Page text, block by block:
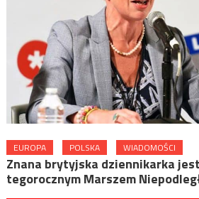
EUROPA POLSKA WIADOMOŚCI
Znana brytyjska dziennikarka
tegorocznym Marszem